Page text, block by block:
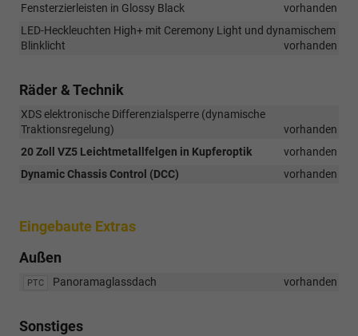
Fensterzierleisten in Glossy Black
vorhanden
LED-Heckleuchten High+ mit Ceremony Light und dynamischem
Blinklicht
vorhanden
Räder & Technik
XDS elektronische Differenzialsperre (dynamische
Traktionsregelung)
vorhanden
20 Zoll VZ5 Leichtmetallfelgen in Kupferoptik
vorhanden
Dynamic Chassis Control (DCC)
vorhanden
Eingebaute Extras
Außen
PTC Panoramaglassdach vorhanden
Sonstiges